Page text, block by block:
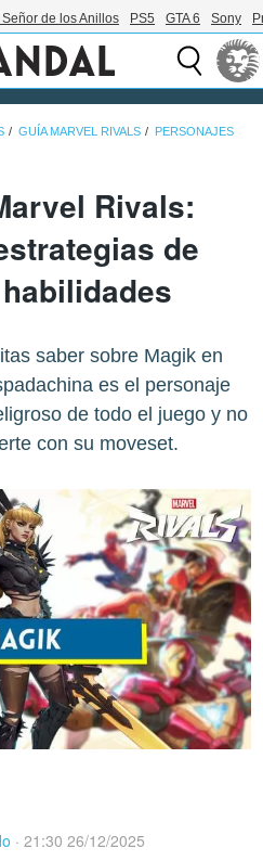
Señor de los Anillos PS5 GTA 6 Sony
GUÍA MARVEL RIVALS PERSONAJES
Rivals:
de
saber sobre Magik en
es el personaje
de todo el juego y no
con su moveset.
· 21:30 26/12/2025